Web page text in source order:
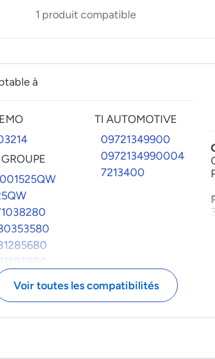
1 produit compatible
à
TI AUTOMOTIVE
09721349900
0972134990004
7213400
Voir toutes les compatibilités